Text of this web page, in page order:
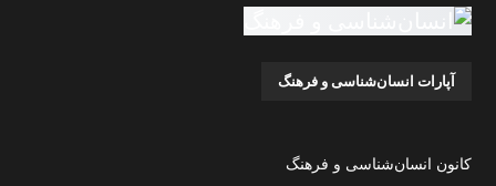
آپارات انسان‌شناسی و فرهنگ
کانون انسان‌شناسی و فرهنگ